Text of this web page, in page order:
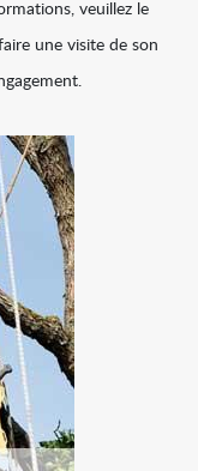
veuillez le
une visite de son